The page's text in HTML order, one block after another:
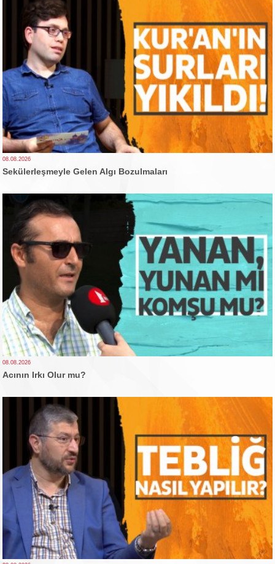
08.08.2026
Sekülerleşmeyle Gelen Algı Bozulmaları
08.08.2026
Acının Irkı Olur mu?